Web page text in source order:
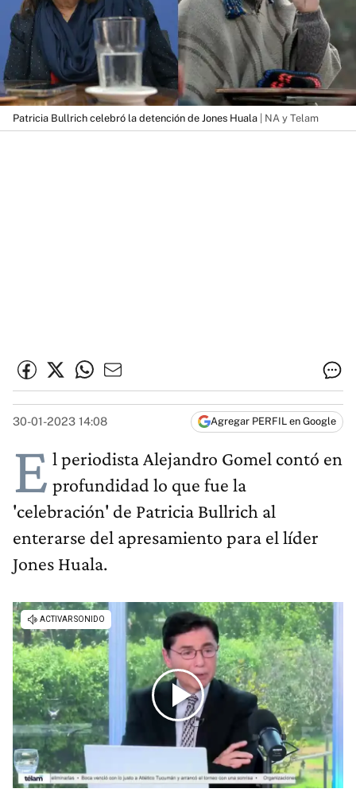
Patricia Bullrich celebró la detención de Jones Huala | NA y Telam
30-01-2023 14:08 Agregar PERFIL en Google
E l periodista Alejandro Gomel contó en
profundidad lo que fue la
'celebración' de Patricia Bullrich al
enterarse del apresamiento para el líder
Jones Huala.